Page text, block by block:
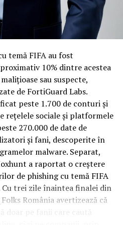
in EXCLUSIVITATE o
oaspeților cere
obișnuită, o cameră de hotel
intensă: oaspeți diferiți,
zilnică, uneori mai multe
săptămână. Această
pune presiune reală pe
este printre primele
ales în zona din jurul
administratorii
trafic intenspentru zonele
de uzură prematură și de
de trecere frecventă. Este
de stil și mai mult de
temă FIFA au fost
10% dintre acestea
sau suspecte,
de FortiGuard Labs.
peste 1.700 de conturi și
rețelele sociale și platformele
270.000 de date de
și fani, descoperite în
malware. Separat,
a raportat o creștere
de phishing cu temă FIFA
trei zile înaintea finalei din
România avertizează că